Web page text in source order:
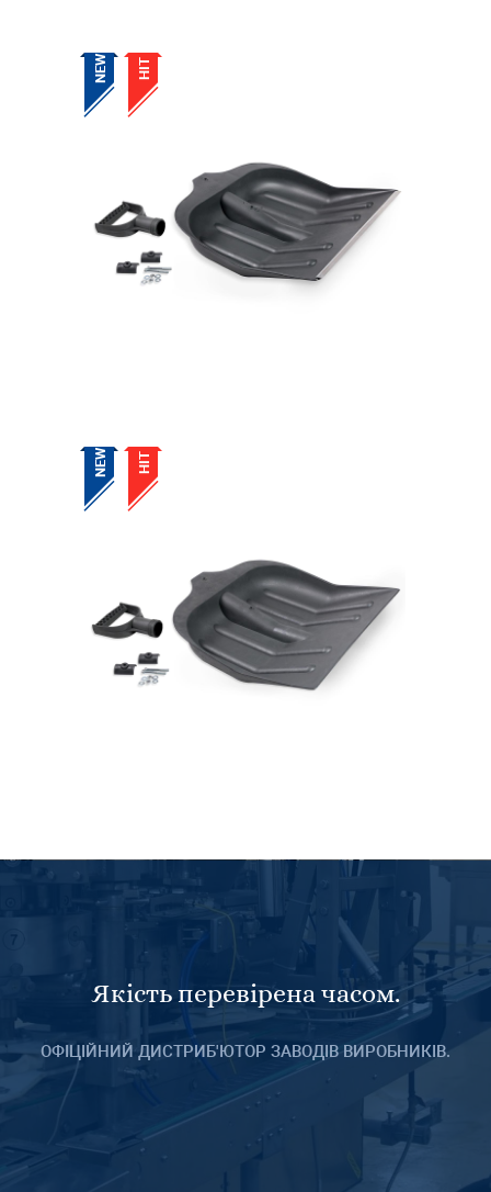
NEW HIT
NEW HIT
Якість перевірена часом.
ОФІЦІЙНИЙ ДИСТРИБ'ЮТОР ЗАВОДІВ ВИРОБНИКІВ.